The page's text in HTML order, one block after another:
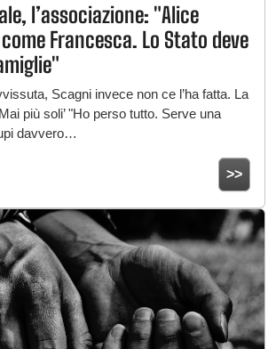
l’associazione: "Alice
Francesca. Lo Stato deve
Scagni invece non ce l’ha fatta. La
più soli’ "Ho perso tutto. Serve una
davvero…
>>